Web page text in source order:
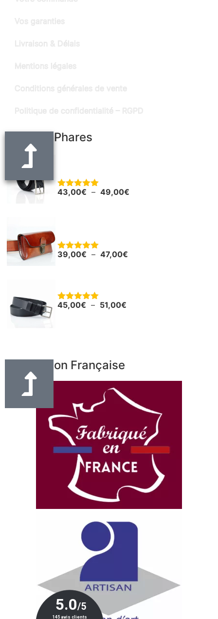
Vos garanties
Livraison & Délais
Mentions légales
Conditions générales de vente
Politique de confidentialité – RGPD
Produits Phares
Note5.00
43,00€ – 49,00€
Note5.00
39,00€ – 47,00€
Note5.00
45,00€ – 51,00€
Fabrication Française